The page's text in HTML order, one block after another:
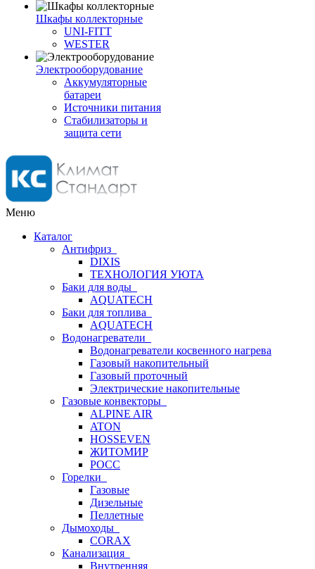
Шкафы коллекторные
UNI-FITT
WESTER
Электрооборудование
Аккумуляторные
батареи
Источники питания
Стабилизаторы и
защита сети
Меню
Каталог
Антифриз
DIXIS
ТЕХНОЛОГИЯ УЮТА
Баки для воды
AQUATECH
Баки для топлива
AQUATECH
Водонагреватели
Водонагреватели косвенного нагрева
Газовый накопительный
Газовый проточный
Электрические накопительные
Газовые конвекторы
ALPINE AIR
ATON
HOSSEVEN
ЖИТОМИР
РОСС
Горелки
Газовые
Дизельные
Пеллетные
Дымоходы
CORAX
Канализация
Внутренняя